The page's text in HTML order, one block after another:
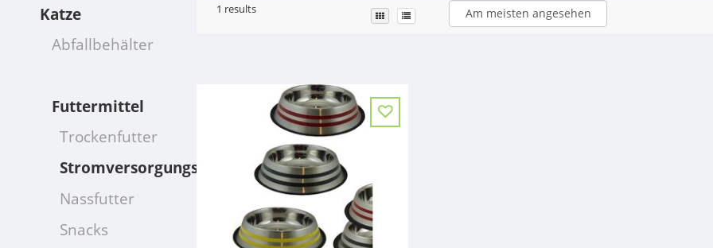
Katze
Abfallbehälter
Futtermittel
Trockenfutter
Stromversorgungszubehör
Nassfutter
Snacks
1 results Am meisten angesehen